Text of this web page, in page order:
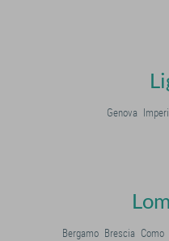
Genova
Bergamo Brescia Como